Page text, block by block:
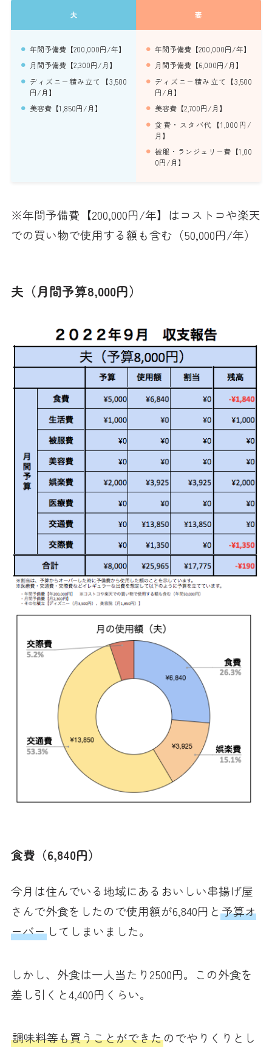
夫 妻
年間予備費【200,000円/年】
月間予備費【2,300円/月】
ディズニー積み立て【3,500
円/月】
美容費【1,850円/月】
年間予備費【200,000円/年】
月間予備費【6,000円/月】
ディズニー積み立て【3,500
円/月】
美容費【2,700円/月】
食費・スタバ代【1,000円/
月】
被服・ランジェリー費【1,00
0円/月】
※年間予備費【200,000円/年】はコストコや楽天
での買い物で使用する額も含む（50,000円/年）
夫（月間予算8,000円）
食費（6,840円）
今月は住んでいる地域にあるおいしい串揚げ屋
さんで外食をしたので使用額が6,840円と 予算オ
ーバーしてしまいました。
しかし、外食は一人当たり2500円。この外食を
差し引くと4,400円くらい。
調味料等も買うことができたのでやりくりとし